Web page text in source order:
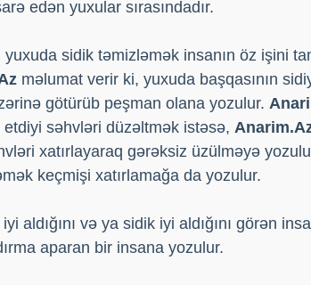
edən yuxular sırasındadır.
sidik təmizləmək insanın öz işini
məlumat verir ki, yuxuda başqasının
götürüb peşman olana yozulur.
səhvləri düzəltmək istəsə,
xatırlayaraq gərəksiz üzülməyə
keçmişi xatırlamağa da yozulur.
aldığını və ya sidik iyi aldığını görən
aparan bir insana yozulur.